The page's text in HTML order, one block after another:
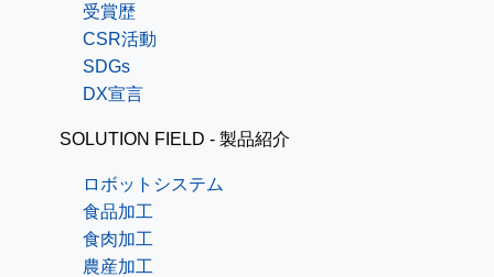
受賞歴
CSR活動
SDGs
DX宣言
SOLUTION FIELD - 製品紹介
ロボットシステム
食品加工
食肉加工
農産加工